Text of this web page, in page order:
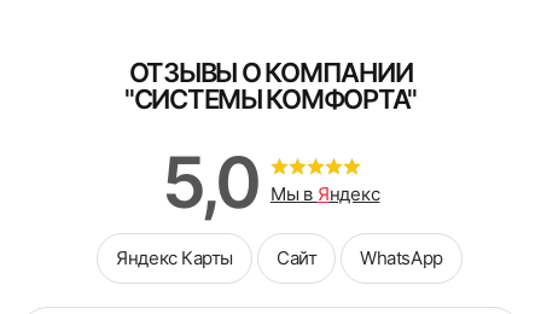
ОТЗЫВЫ О КОМПАНИИ
"СИСТЕМЫ КОМФОРТА"
5,0 Мы в Яндекс
Яндекс Карты Сайт WhatsApp